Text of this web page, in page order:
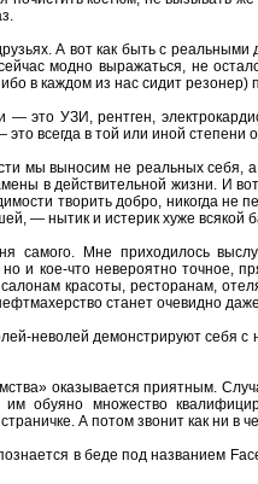
А вот как быть с
модно выражаться, не
в каждом из нас сидит резонер)
— это УЗИ, рентген,
всегда в той или иной степени
мы выносим не реальных себя,
в действительной жизни. И
творить добро, никогда не
— нытик и истерик хуже всякой
самого. Мне приходилось
и кое-что невероятно точное,
красоты, ресторанам,
станет очевидно
неволей демонстрируют себя
оказывается приятным.
обуяно множество
А потом звонит как ни в
в беде под названием